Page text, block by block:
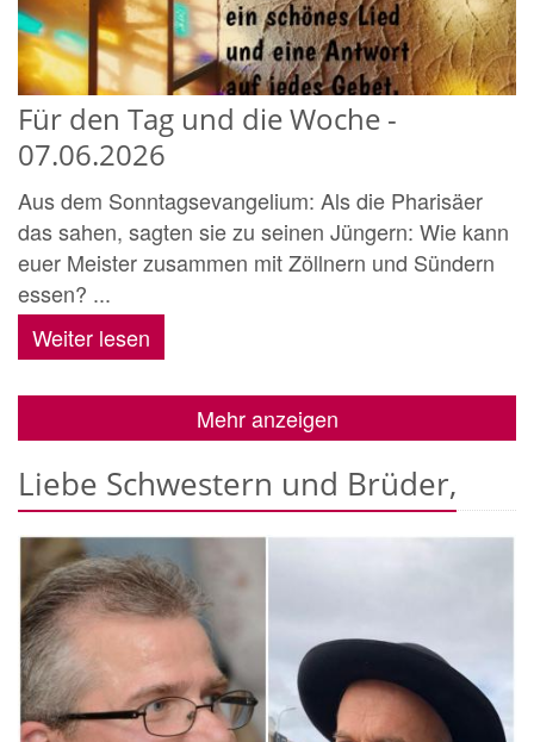
Für den Tag und die Woche -
07.06.2026
Aus dem Sonntagsevangelium: Als die Pharisäer
das sahen, sagten sie zu seinen Jüngern: Wie kann
euer Meister zusammen mit Zöllnern und Sündern
essen? ...
Weiter lesen
Mehr anzeigen
Liebe Schwestern und Brüder,